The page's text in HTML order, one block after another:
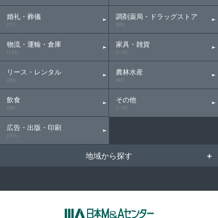
婚礼・葬儀
(11)
物流・運輸・倉庫
(124)
リース・レンタル
(30)
飲食
(56)
広告・出版・印刷
(101)
調剤薬局・ドラッグストア
(25)
家具・雑貨
(119)
農林水産
(43)
その他
(115)
地域から探す